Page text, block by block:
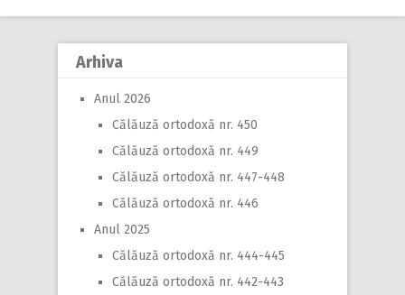
Arhiva
Anul 2026
Călăuză ortodoxă nr. 450
Călăuză ortodoxă nr. 449
Călăuză ortodoxă nr. 447-448
Călăuză ortodoxă nr. 446
Anul 2025
Călăuză ortodoxă nr. 444-445
Călăuză ortodoxă nr. 442-443